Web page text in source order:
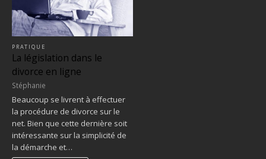
PRATIQUE
La législation dans le
divorce en ligne
Stéphanie
Beaucoup se livrent à effectuer
la procédure de divorce sur le
net. Bien que cette dernière soit
intéressante sur la simplicité de
la démarche et…